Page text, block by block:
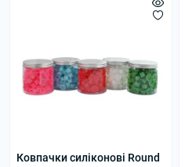
Ковпачки силіконові Round